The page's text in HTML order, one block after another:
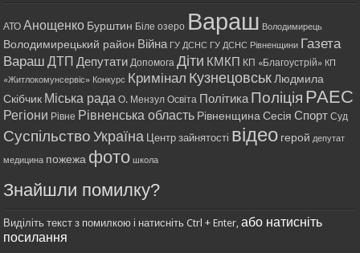
АТО Анощенко Бурштин Біле озеро Вараш Володимирець
Володимирецький район Війна ГУ ДСНС ГУ ДСНС Рівненщини Газета
Вараш ДТП Депутати Допомога Діти КМКП КП «Благоустрій» КП
«Житлокомунсервіс» Конкурс Кримінал Кузнецовськ Людмила
Скібчик Міська рада О. Мензул Освіта ПолітикаПоліція РАЕС
Регіони Рівне Рівненська область Рівненщина Сесія Спорт Суд
Суспільство Україна Центр зайнятості відео герой депутат
медицина пожежа фото школа
Знайшли помилку?
Виділіть текст з помилкою і натисніть Ctrl + Enter,або натисніть
посилання